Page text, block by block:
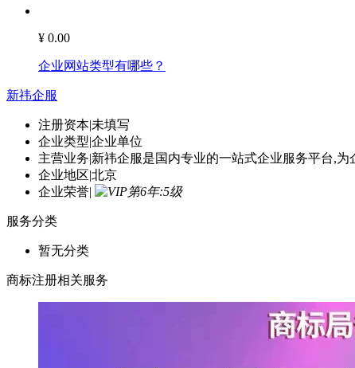
¥ 0.00
企业网站类型有哪些？
新祎企服
注册资本|未填写
企业类型|企业单位
主营业务|新祎企服是国内专业的一站式企业服务平台,
企业地区|北京
企业荣誉|
服务分类
暂无分类
商标注册相关服务